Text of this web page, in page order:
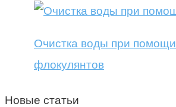
Очистка воды при помощи
флокулянтов
Новые статьи